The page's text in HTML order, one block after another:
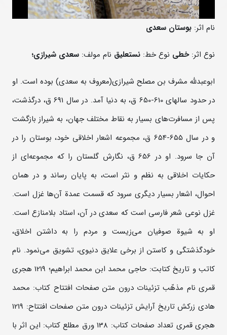
نام اثر: بوستان سعدی
نوع اثر:خطی نوع خط: نستعلیق نام مولف: سعدی شیرازی؛
ابوعبدلله مشرف بن مصلح شیرازی(معروف به سعدی) بوده است. او
در حدود سالهای 610-650 ق، به دنیا آمد. در سال 691 ق، درگذشت،
پس از مسافرت‌های بسیار به نقاط مختلف جهان، به شیراز بازگشت
و در سال 655-654 ق، مجموعه اشعار اخلاقی خود، بوستان را در
آن جا سرود. او در 656 ق، نگارش گلستان را که مجموعه‌ای از
حکایات اخلاقی به نظم و نثر است، به پایان رساند و در همان
احوال، اشعار بسیار دیگری سرود که قسمت عمدة آن‌ها غزل است.
غزل نوعی شعر فارسی است که سعدی در آن، استاد بلامنازع است.
او به شیوة صوفیان می‌زیست و مردم را به داشتن اخلاق،
خودگذشتگی و کاستن از برخی علایق دنیوی، تشویق می‌نمود. نام
کاتب و تاریخ کتابت: حاجی محمد ابن محمد ابراهیم؛ 1219 هجری
قمری نام مذهّب تزئينات درون متن صفحات افتتاح کتاب: محمد
هادی زرکش تاریخ آرایش تزئینات درون متن صفحات افتتاح: 1219
هجری قمری تعداد صفحات کتاب: 138 ورق مطلع کتاب: این اثر با